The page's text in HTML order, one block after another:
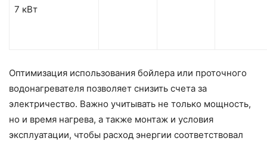
7 кВт
Оптимизация использования бойлера или проточного
водонагревателя позволяет снизить счета за
электричество. Важно учитывать не только мощность,
но и время нагрева, а также монтаж и условия
эксплуатации, чтобы расход энергии соответствовал